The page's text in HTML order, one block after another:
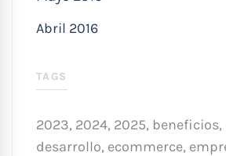
Abril 2016
TAGS
2023, 2024, 2025, beneficios,
desarrollo, ecommerce,